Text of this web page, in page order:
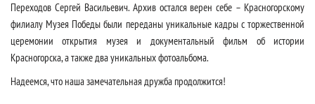
Переходов Сергей Васильевич. Архив остался верен себе – Красногорскому
филиалу Музея Победы были переданы уникальные кадры с торжественной
церемонии открытия музея и документальный фильм об истории
Красногорска, а также два уникальных фотоальбома.
Надеемся, что наша замечательная дружба продолжится!